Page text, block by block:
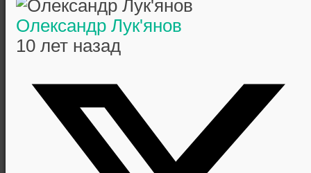
Олександр Лук'янов
10 лет назад